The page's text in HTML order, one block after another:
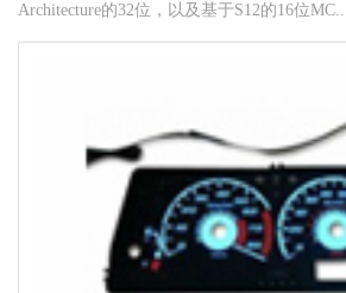
Architecture的32位，以及基于S12的16位